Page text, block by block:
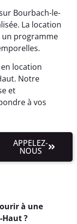
Bourbach-le-
La location
un programme
location
Notre
et
à vos
APPELEZ-
NOUS
à une
Haut ?